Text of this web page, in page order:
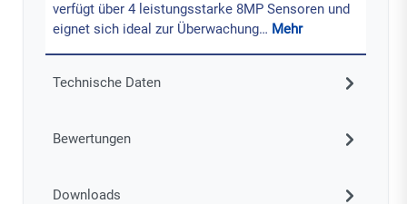
verfügt über 4 leistungsstarke 8MP Sensoren und
eignet sich ideal zur Überwachung… Mehr
Technische Daten
Bewertungen
Downloads